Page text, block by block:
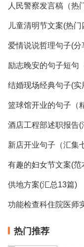
人民警察发言稿（热
儿童清明节文案(热
爱情说说哲理句子(分
励志晚安的句子短句
结婚现场经典句子(实
篮球馆开业的句子（
酒店工程部述职报告(
新店开业句子（汇集
有趣的妇女节文案(范
供地方案(汇总13篇)
功能检查科住院医师
热门推荐